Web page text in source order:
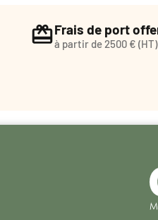
Frais de port
à partir de 2500 € (HT)